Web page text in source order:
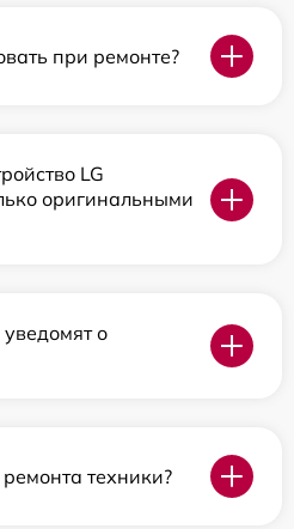
при ремонте?
LG
оригинальными
о
техники?